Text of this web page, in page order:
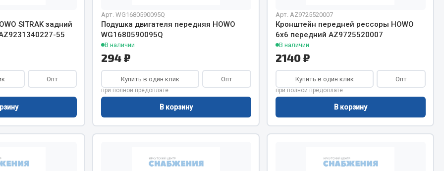
SITRAK задний
55
Опт
Арт. WG1680590095Q
Подушка двигателя передняя HOWO
WG1680590095Q
В наличии
294 ₽
Купить в один клик Опт
при полной предоплате
В корзину
Арт. AZ9725520007
Кронштейн передней рессоры HOWO
6х6 передний AZ9725520007
В наличии
2140 ₽
Купить в один клик Опт
при полной предоплате
В корзину